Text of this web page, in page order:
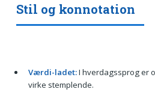
Stil og konnotation
Værdi-ladet:I hverdagssprog er
virke stemplende.